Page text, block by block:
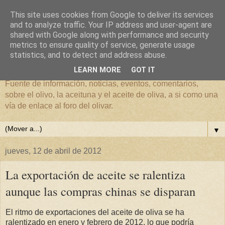
El mundo del Olivar
Fuente de información, noticias, eventos, comentarios,
sobre el olivo, la aceituna y el aceite de oliva, a si como una
vía de enlace al foro del olivar.
▼
jueves, 12 de abril de 2012
La exportación de aceite se ralentiza
aunque las compras chinas se disparan
El ritmo de exportaciones del aceite de oliva se ha
ralentizado en enero y febrero de 2012, lo que podría
This site uses cookies from Google to deliver its services
and to analyze traffic. Your IP address and user-agent are
shared with Google along with performance and security
metrics to ensure quality of service, generate usage
statistics, and to detect and address abuse.
LEARN MORE GOT IT